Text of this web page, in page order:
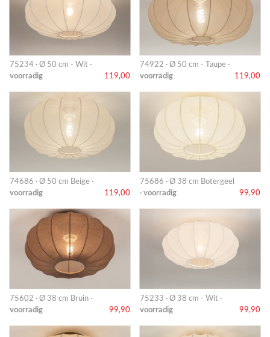
75234 · Ø 50 cm - Wit ·
voorradig
119,00
74922 · Ø 50 cm - Taupe ·
voorradig
119,00
74686 · Ø 50 cm Beige ·
voorradig
119,00
75686 · Ø 38 cm Botergeel
· voorradig 99,90
75602 · Ø 38 cm Bruin ·
voorradig
99,90
75233 · Ø 38 cm - Wit ·
voorradig
99,90